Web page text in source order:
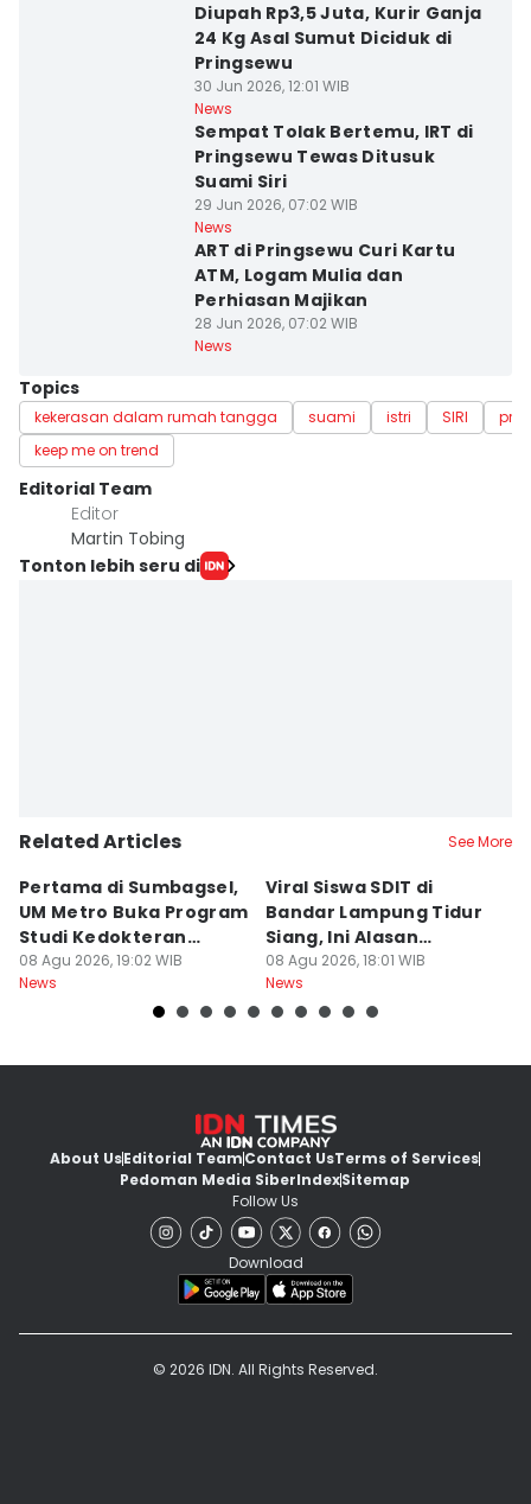
Diupah Rp3,5 Juta, Kurir Ganja
24 Kg Asal Sumut Diciduk di
Pringsewu
30 Jun 2026, 12:01 WIB
News
Sempat Tolak Bertemu, IRT di
Pringsewu Tewas Ditusuk
Suami Siri
29 Jun 2026, 07:02 WIB
News
ART di Pringsewu Curi Kartu
ATM, Logam Mulia dan
Perhiasan Majikan
28 Jun 2026, 07:02 WIB
News
Topics
kekerasan dalam rumah tangga suami istri SIRI
keep me on trend
Editorial Team
Editor
Martin Tobing
Tonton lebih seru di
Related Articles See More
Pertama di Sumbagsel,
UM Metro Buka Program
Studi Kedokteran
Hewan
08 Agu 2026, 19:02 WIB
News
Viral Siswa SDIT di
Bandar Lampung Tidur
Siang, Ini Alasan
Sekolah
08 Agu 2026, 18:01 WIB
News
About UsEditorial TeamContact UsTerms of Services
Pedoman Media SiberIndexSitemap
Follow Us
Download
© 2026 IDN. All Rights Reserved.